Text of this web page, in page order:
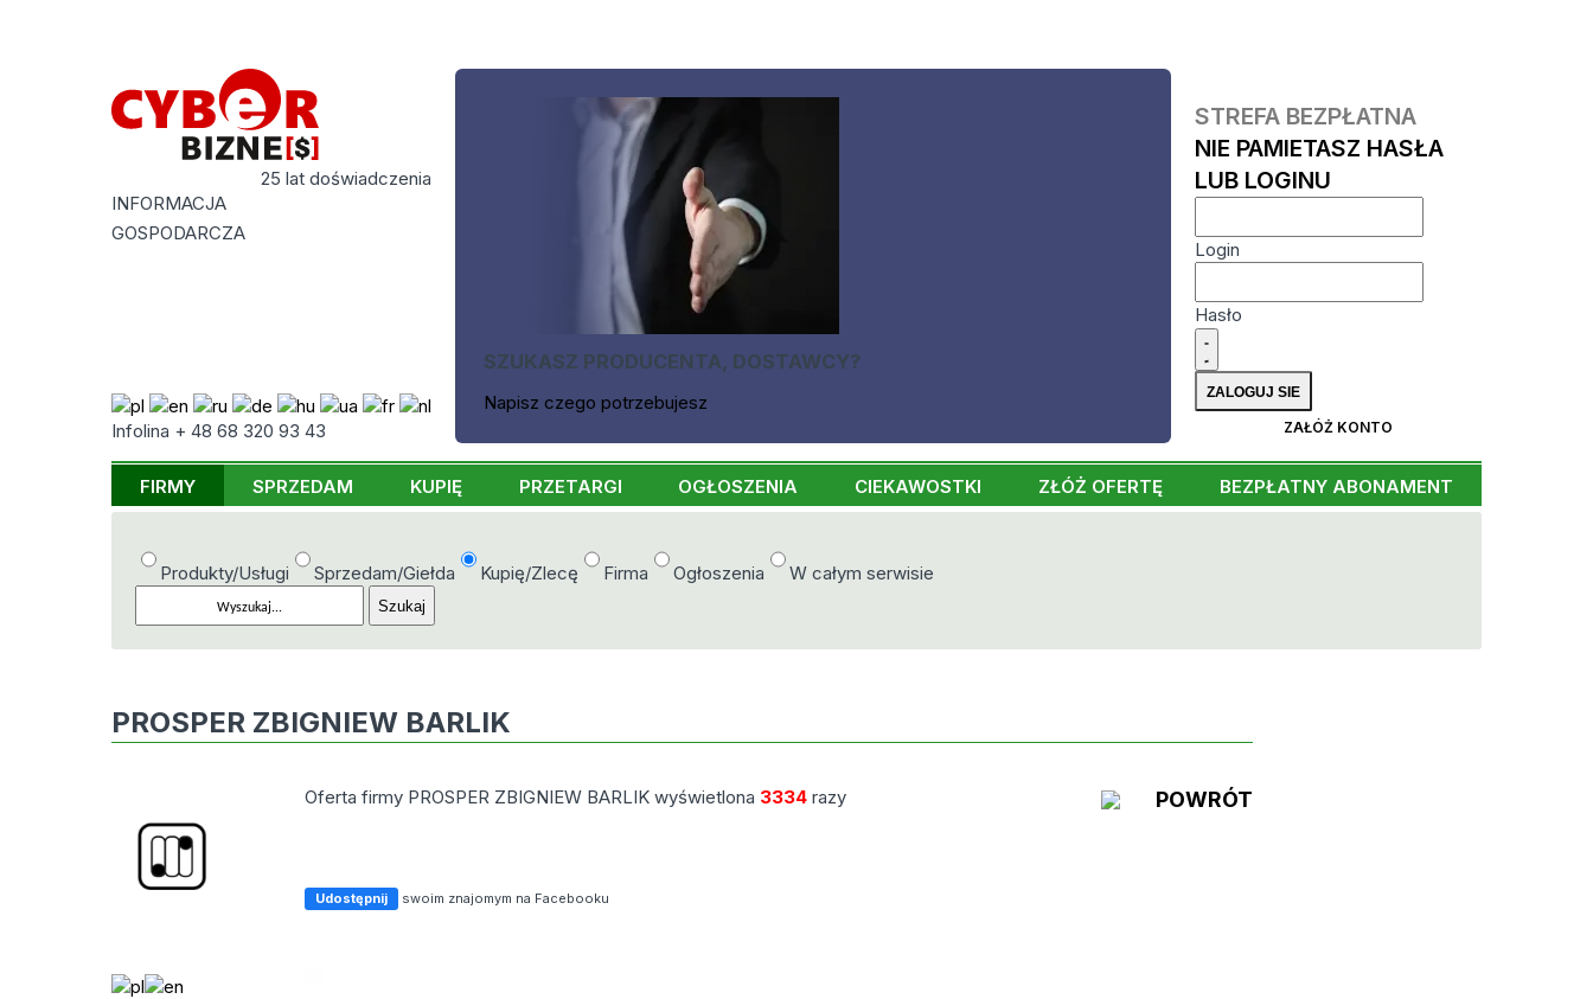
25 lat doświadczenia
INFORMACJA
GOSPODARCZA
Infolina + 48 68 320 93 43
SZUKASZ PRODUCENTA, DOSTAWCY?
Napisz czego potrzebujesz
STREFA BEZPŁATNA
NIE PAMIETASZ HASŁA
LUB LOGINU
Login
Hasło
ZAŁÓŻ KONTO
FIRMY SPRZEDAM KUPIĘ PRZETARGI OGŁOSZENIA CIEKAWOSTKI ZŁÓŻ OFERTĘ BEZPŁATNY ABONAMENT
Produkty/Usługi Sprzedam/Giełda Kupię/Zlecę Firma Ogłoszenia W całym serwisie
PROSPER ZBIGNIEW BARLIK
Oferta firmy PROSPER ZBIGNIEW BARLIK wyświetlona 3334 razy POWRÓT
Udostępnij swoim znajomym na Facebooku